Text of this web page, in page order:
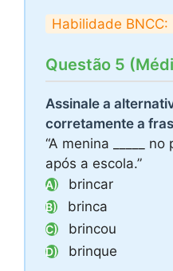
Habilidade BNCC:
Questão 5
Assinale a
corretamente a
“A menina _____
após a escola.”
A) brincar
B) brinca
C) brincou
D) brinque